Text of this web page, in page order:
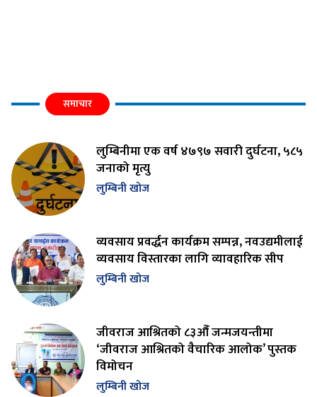
समाचार
लुम्बिनीमा एक वर्ष ४७९७ सवारी दुर्घटना, ५८५
जनाको मृत्यु
लुम्बिनी खोज
व्यवसाय प्रवर्द्धन कार्यक्रम सम्पन्न, नवउद्यमीलाई
व्यवसाय विस्तारका लागि व्यावहारिक सीप
लुम्बिनी खोज
जीवराज आश्रितको ८३औँ जन्मजयन्तीमा
‘जीवराज आश्रितको वैचारिक आलोक’ पुस्तक
विमोचन
लुम्बिनी खोज